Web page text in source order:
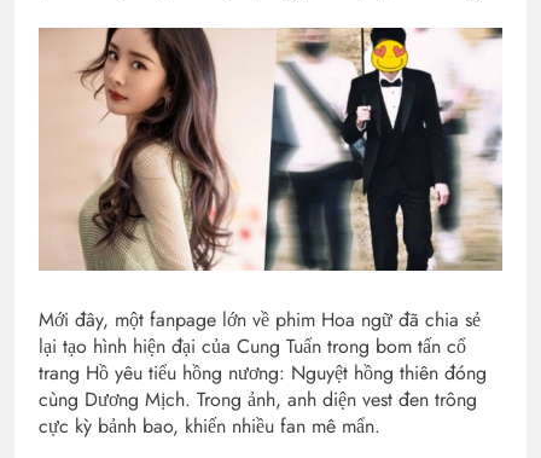
Mới đây, một fanpage lớn về phim Hoa ngữ đã chia sẻ
lại tạo hình hiện đại của Cung Tuấn trong bom tấn cổ
trang Hồ yêu tiểu hồng nương: Nguyệt hồng thiên đóng
cùng Dương Mịch. Trong ảnh, anh diện vest đen trông
cực kỳ bảnh bao, khiến nhiều fan mê mẩn.